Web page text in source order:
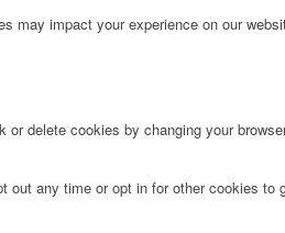
impact your experience on our
delete cookies by changing your
any time or opt in for other cookies to